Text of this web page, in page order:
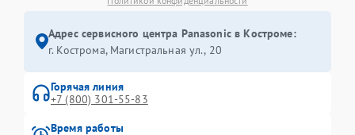
Адрес сервисного центра Panasonic в Костроме:
г. Кострома, Магистральная ул., 20
Горячая линия
+7 (800) 301-55-83
Время работы